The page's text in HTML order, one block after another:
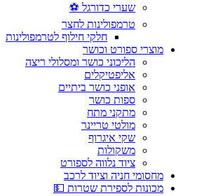
שערי כדורגל ⚽
טרמפולינות לחצר
חלקי חילוף לטרמפולינות
מוצרי ספורט וכושר
הליכוני כושר ומסלולי ריצה
אליפטיקלים
אופני כושר ביתיים
ספות כושר
מתקני מתח
מולטי טריינר
שקי איגרוף
משקולות
ציוד נלווה לספורט
מחסומי חניה וציוד לרכב
מכונות לספירת שטרות 💵